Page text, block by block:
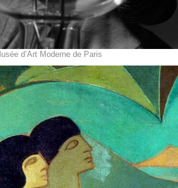
d’Art Moderne de Paris